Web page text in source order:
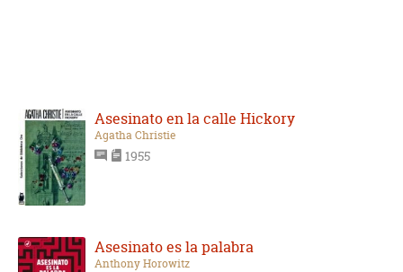
Asesinato en la calle Hickory
Agatha Christie
1955
Asesinato es la palabra
Anthony Horowitz